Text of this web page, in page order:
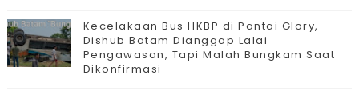
Kecelakaan Bus HKBP di Pantai Glory,
Dishub Batam Dianggap Lalai
Pengawasan, Tapi Malah Bungkam Saat
Dikonfirmasi